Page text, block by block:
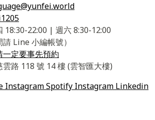
18:30-22:00 | 週六 8:30-12:00
請 Line 小編帳號）
定要事先預約
路 118 號 14 樓 (雲智匯大樓)
InstagramSpotify Instagram Linkedin